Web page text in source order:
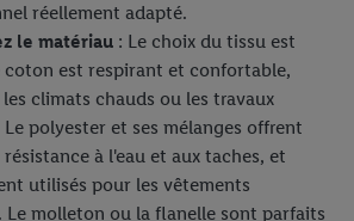
réellement adapté.
le matériau : Le choix du tissu est
coton est respirant et confortable,
climats chauds ou les travaux
polyester et ses mélanges offrent
à l'eau et aux taches, et
utilisés pour les vêtements
Le molleton ou la flanelle sont parfaits